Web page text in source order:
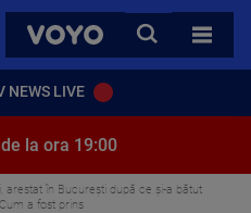
VOYO
CAUTA
TOATE
NEWS LIVE
la ora 19:00
arestat în București după ce și-a bătut
a fost prins